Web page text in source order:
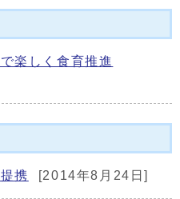
楽しく食育推進
携 [2014年8月24日]